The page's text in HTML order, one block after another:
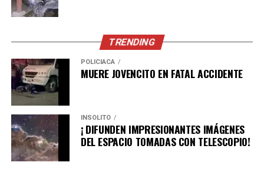
Zona Militar; Rebeca Boone Villarreal, presidenta de la
Asociación de Licenciadas en Derecho del Estado de
Coahuila; Francisco Alberto Santamaría Ibarra,
magistrado coordinador de Magistradas y Magistrados
del Octavo Circuito en Torreón.
Alcaldes y alcaldesas de distintos municipios de
Coahuila.
ADVERTISEMENT
TRENDING
POLICÍACA
MUERE JOVENCITO EN FATAL ACCIDENTE
INSÓLITO
¡ DIFUNDEN IMPRESIONANTES IMÁGENES
DEL ESPACIO TOMADAS CON TELESCOPIO!